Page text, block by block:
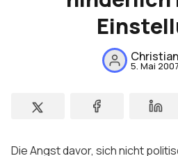
5. Mai 2007
Die Angst davor, sich nicht